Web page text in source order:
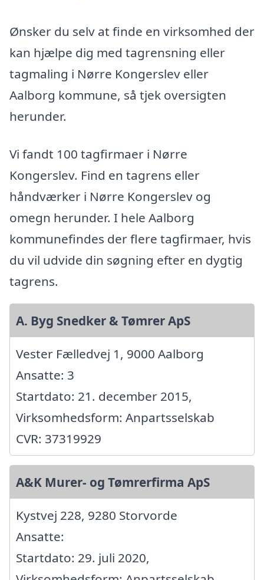
Ønsker du selv at finde en virksomhed der
kan hjælpe dig med tagrensning eller
tagmaling i Nørre Kongerslev eller
Aalborg kommune, så tjek oversigten
herunder.
Vi fandt 100 tagfirmaer i Nørre
Kongerslev. Find en tagrens eller
håndværker i Nørre Kongerslev og
omegn herunder. I hele Aalborg
kommunefindes der flere tagfirmaer, hvis
du vil udvide din søgning efter en dygtig
tagrens.
A. Byg Snedker & Tømrer ApS
Vester Fælledvej 1, 9000 Aalborg
Ansatte: 3
Startdato: 21. december 2015,
Virksomhedsform: Anpartsselskab
CVR: 37319929
A&K Murer- og Tømrerfirma ApS
Kystvej 228, 9280 Storvorde
Ansatte:
Startdato: 29. juli 2020,